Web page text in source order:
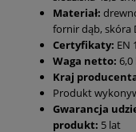
Materiał:
fornir dąb, skóra
Certyfikaty: EN
Waga netto: 6,0
Kraj
Produkt
Gwarancja
produkt: 5 lat